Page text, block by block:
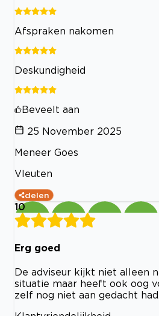
Afspraken nakomen
Deskundigheid
Beveelt aan
25 November 2025
Meneer Goes
Vleuten
delen
10
Erg goed
De adviseur kijkt niet alleen
situatie maar heeft ook oog
zelf nog niet aan gedacht had.